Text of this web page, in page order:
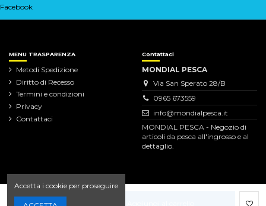
Facebook
MENU TRASPARENZA
Metodi Spedizione
Diritto di Recesso
Termini e condizioni
Privacy
Contattaci
Contattaci
MONDIAL PESCA
Via San Sperato 28/B
0965 673559
info@mondialpesca.it
MONDIAL PESCA - Negozio di
articoli da pesca all'ingrosso e al
dettaglio.
Accetta i cookie per proseguire